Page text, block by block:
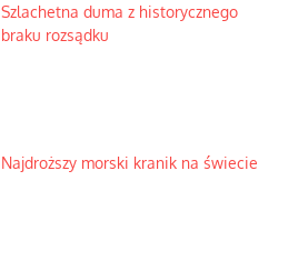
Szlachetna duma z historycznego
braku rozsądku
Najdroższy morski kranik na świecie